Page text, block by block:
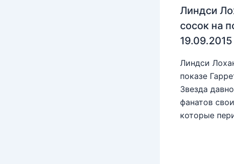
Линдси
сосок на
19.09.2015
Линдси
показе
Звезда
фанатов
которые